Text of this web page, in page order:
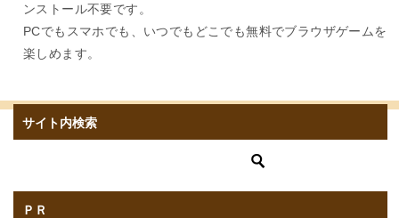
ンストール不要です。
PCでもスマホでも、いつでもどこでも無料でブラウザゲームを
楽しめます。
サイト内検索
ＰＲ